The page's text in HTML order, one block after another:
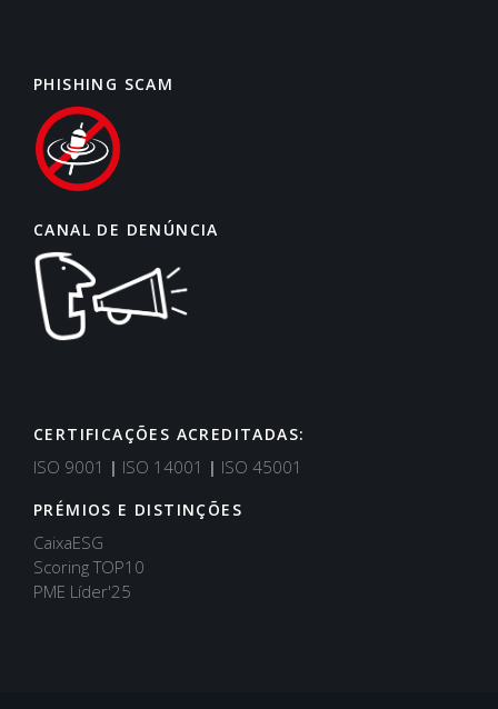
PHISHING SCAM
CANAL DE DENÚNCIA
CERTIFICAÇÕES ACREDITADAS:
ISO 9001 | ISO 14001 | ISO 45001
PRÉMIOS E DISTINÇÕES
CaixaESG
Scoring TOP10
PME Líder'25